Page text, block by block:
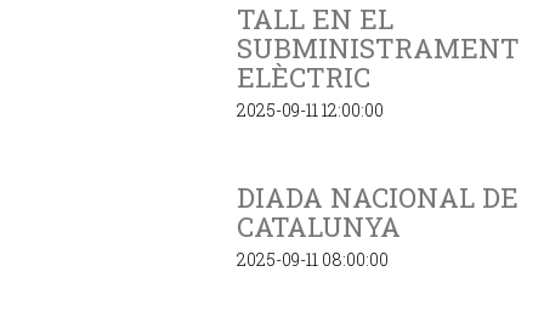
TALL EN EL
SUBMINISTRAMENT
ELÈCTRIC
2025-09-11 12:00:00
DIADA NACIONAL DE
CATALUNYA
2025-09-11 08:00:00